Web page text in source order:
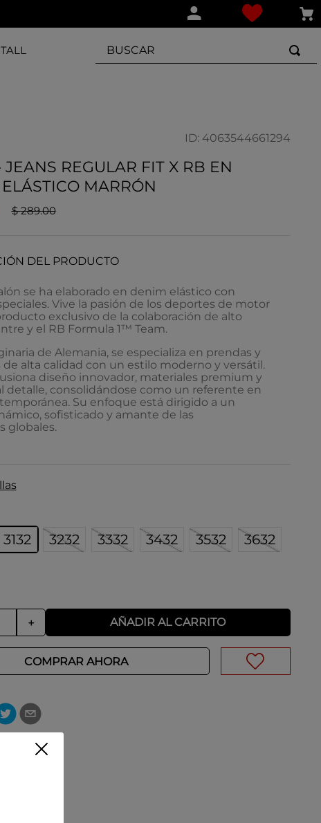
BUSCAR
ID: 4063544661294
JEANS REGULAR FIT X RB EN
MARRÓN
$ 289.00
DEL PRODUCTO
se ha elaborado en denim elástico con
Vive la pasión de los deportes de motor
exclusivo de la colaboración de alto
y el RB Formula 1™ Team.
de Alemania, se especializa en prendas y
de alta calidad con un estilo moderno y versátil.
diseño innovador, materiales premium y
detalle, consolidándose como un referente en
Su enfoque está dirigido a un
sofisticado y amante de las
globales.
3132 3232 3332 3432 3532
3632
＋ AÑADIR AL CARRITO
COMPRAR AHORA